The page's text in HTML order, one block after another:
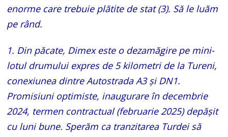
enorme care trebuie plătite de stat (3). Să le luăm
pe rând.
1. Din păcate, Dimex este o dezamăgire pe mini-
lotul drumului expres de 5 kilometri de la Tureni,
conexiunea dintre Autostrada A3 și DN1.
Promisiuni optimiste, inaugurare în decembrie
2024, termen contractual (februarie 2025) depășit
cu luni bune. Sperăm ca tranzitarea Turdei să